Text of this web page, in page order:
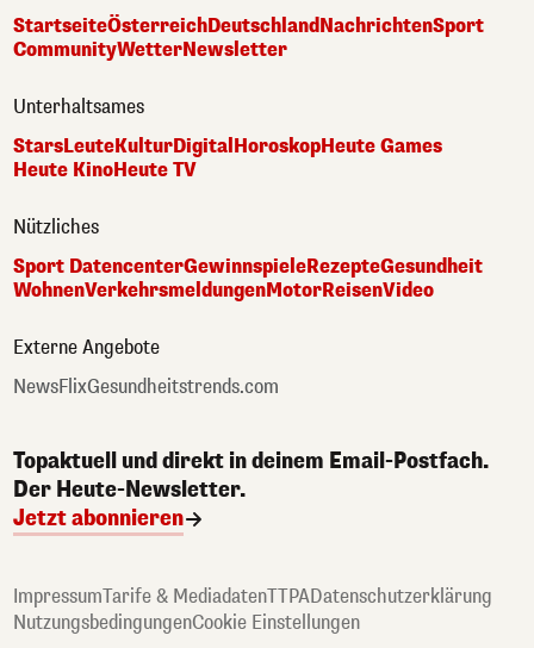
StartseiteÖsterreichDeutschlandNachrichtenSport
CommunityWetterNewsletter
Unterhaltsames
StarsLeuteKulturDigital HoroskopHeute Games
Heute KinoHeute TV
Nützliches
Sport DatencenterGewinnspieleRezepteGesundheit
WohnenVerkehrsmeldungenMotorReisenVideo
Externe Angebote
NewsFlixGesundheitstrends.com
Topaktuell und direkt in deinem Email-Postfach.
Der Heute-Newsletter.
Jetzt abonnieren
ImpressumTarife & MediadatenTTPADatenschutzerklärung
NutzungsbedingungenCookie Einstellungen